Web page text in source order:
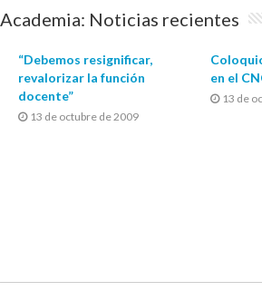
Academia: Noticias recientes
“Debemos resignificar,
revalorizar la función
docente”
13 de octubre de 2009
en el
13 de